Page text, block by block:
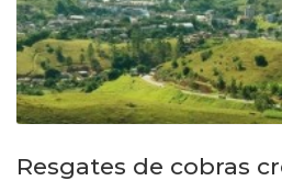
Resgates de cobras